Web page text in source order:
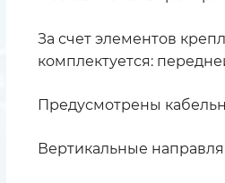
За счет элементов
комплектуется:
Предусмотрены
Вертикальные